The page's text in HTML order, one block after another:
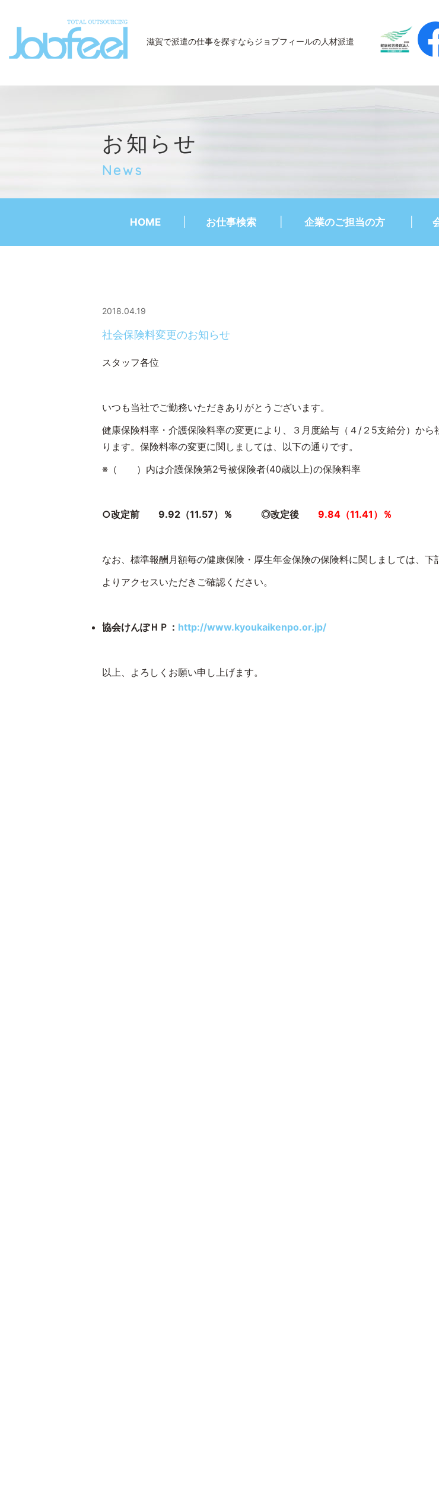
滋賀で派遣の仕事を探すならジョブフィールの人材派遣
お知らせ
News
HOME お仕事検索 企業のご担当の方
2018.04.19
社会保険料変更のお知らせ
スタッフ各位
いつも当社でご勤務いただきありがとうございます。
健康保険料率・介護保険料率の変更により、３月度給与（４/２5支給分）から
ります。保険料率の変更に関しましては、以下の通りです。
※（ ）内は介護保険第2号被保険者(40歳以上)の保険料率
○改定前 9.92（11.57）％ ◎改定後 9.84（11.41）％
なお、標準報酬月額毎の健康保険・厚生年金保険の保険料に関しましては、下
よりアクセスいただきご確認ください。
協会けんぽＨＰ： http://www.kyoukaikenpo.or.jp/
以上、よろしくお願い申し上げます。